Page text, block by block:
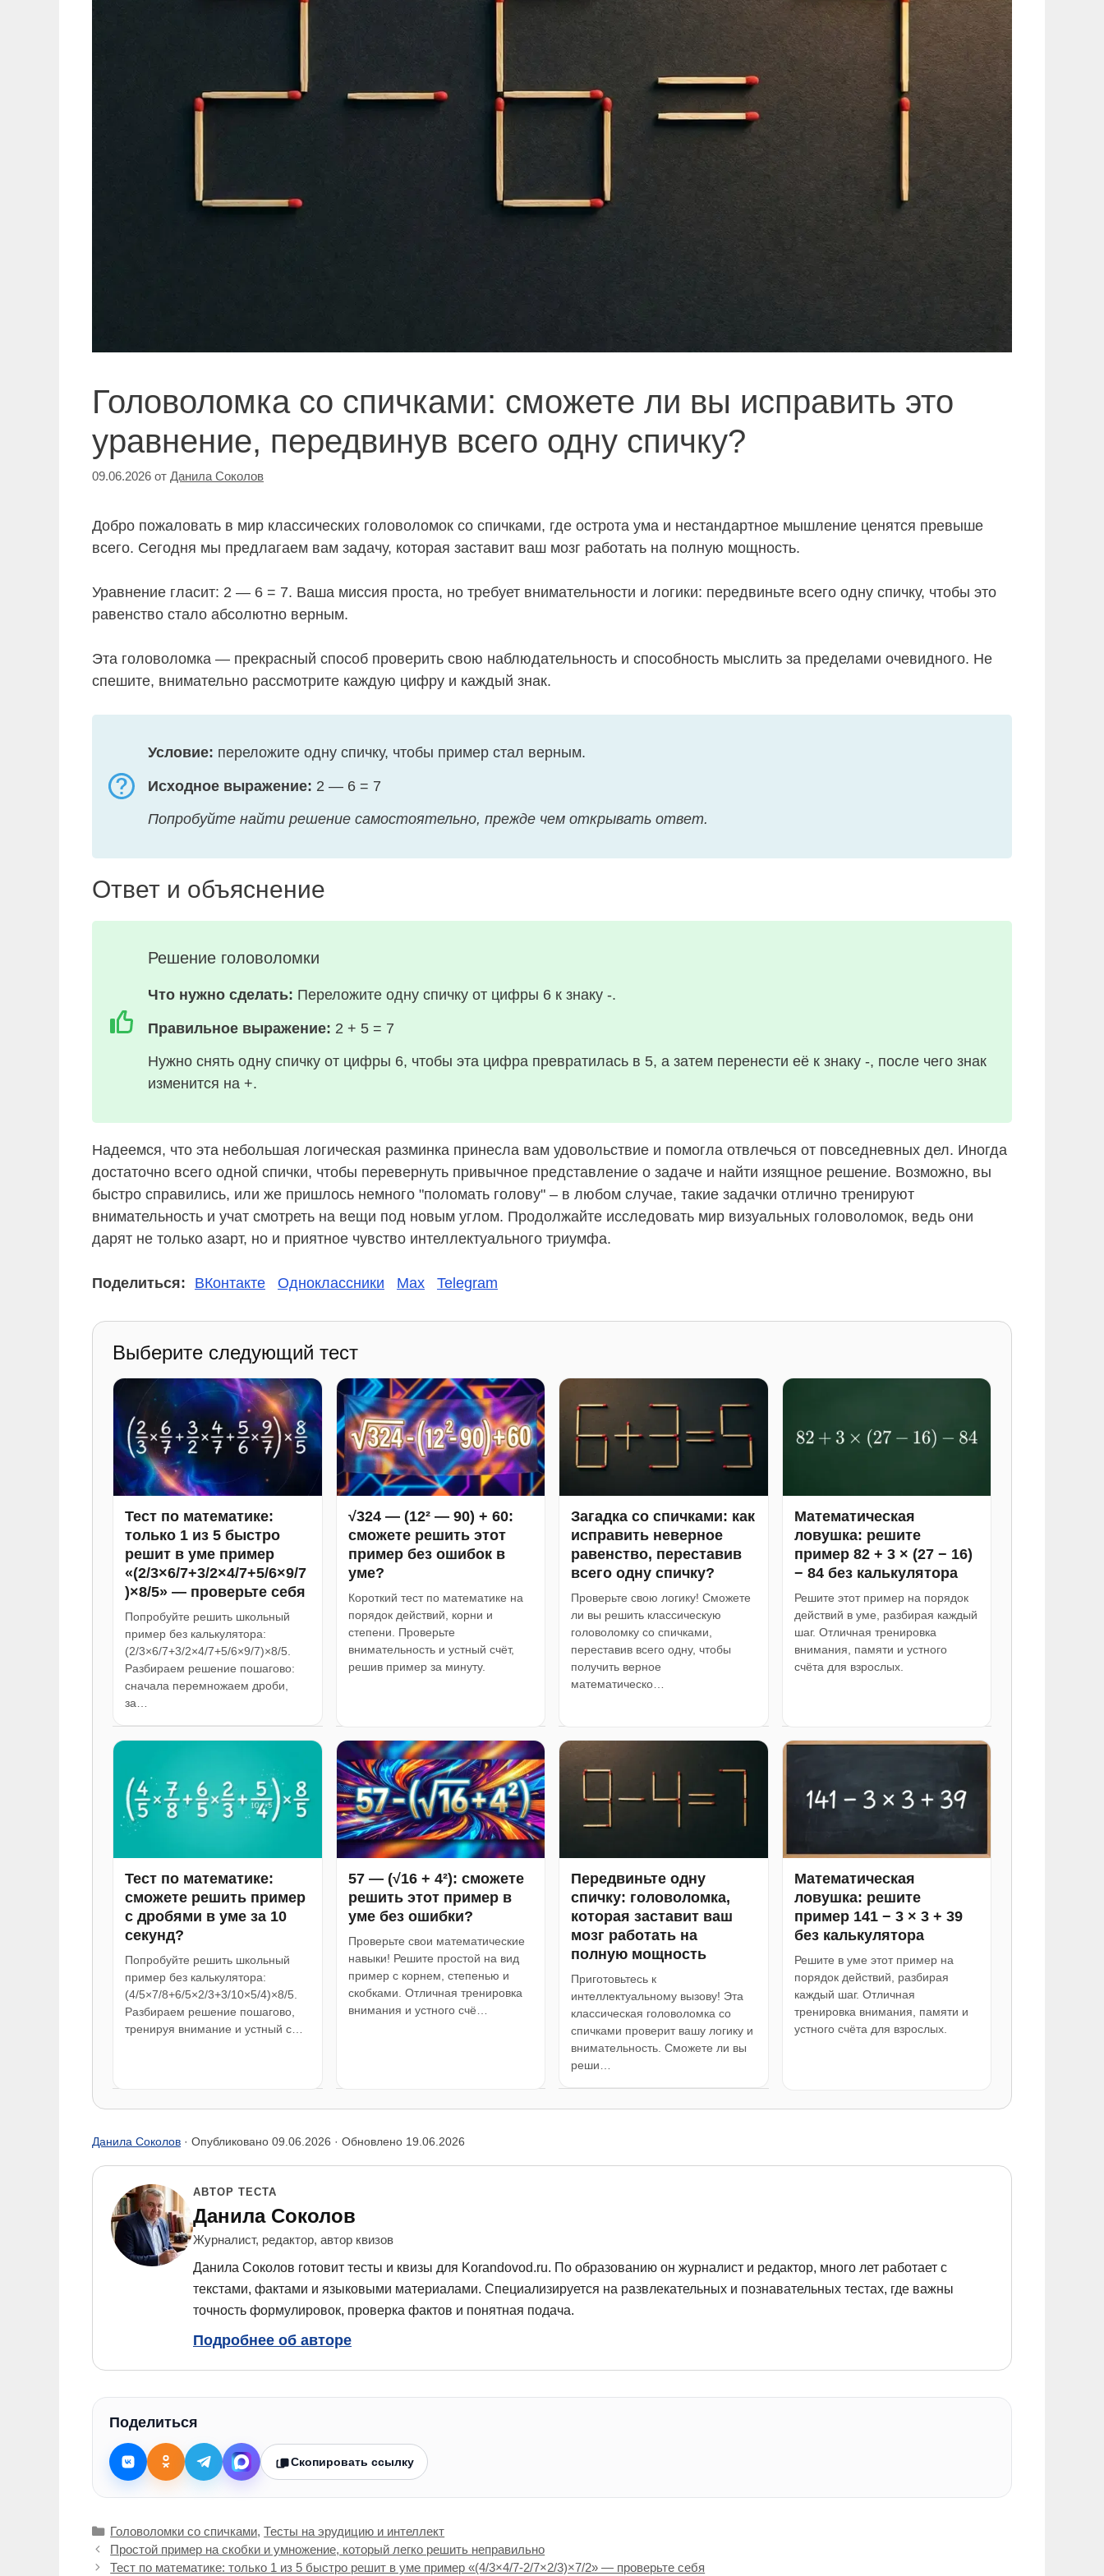
Головоломка со спичками: сможете ли вы исправить это
уравнение, передвинув всего одну спичку?
09.06.2026 от Данила Соколов
Добро пожаловать в мир классических головоломок со спичками, где острота ума и нестандартное мышление ценятся превыше
всего. Сегодня мы предлагаем вам задачу, которая заставит ваш мозг работать на полную мощность.
Уравнение гласит: 2 — 6 = 7. Ваша миссия проста, но требует внимательности и логики: передвиньте всего одну спичку, чтобы это
равенство стало абсолютно верным.
Эта головоломка — прекрасный способ проверить свою наблюдательность и способность мыслить за пределами очевидного. Не
спешите, внимательно рассмотрите каждую цифру и каждый знак.
Условие: переложите одну спичку, чтобы пример стал верным.
Исходное выражение: 2 — 6 = 7
Попробуйте найти решение самостоятельно, прежде чем открывать ответ.
Ответ и объяснение
Решение головоломки
Что нужно сделать: Переложите одну спичку от цифры 6 к знаку -.
Правильное выражение: 2 + 5 = 7
Нужно снять одну спичку от цифры 6, чтобы эта цифра превратилась в 5, а затем перенести её к знаку -, после чего знак
изменится на +.
Надеемся, что эта небольшая логическая разминка принесла вам удовольствие и помогла отвлечься от повседневных дел. Иногда
достаточно всего одной спички, чтобы перевернуть привычное представление о задаче и найти изящное решение. Возможно, вы
быстро справились, или же пришлось немного "поломать голову" – в любом случае, такие задачки отлично тренируют
внимательность и учат смотреть на вещи под новым углом. Продолжайте исследовать мир визуальных головоломок, ведь они
дарят не только азарт, но и приятное чувство интеллектуального триумфа.
Поделиться: ВКонтакте Одноклассники Max Telegram
Выберите следующий тест
Тест по математике:
только 1 из 5 быстро
решит в уме пример
«(2/3×6/7+3/2×4/7+5/6×9/7
)×8/5» — проверьте себя
Попробуйте решить школьный
пример без калькулятора:
(2/3×6/7+3/2×4/7+5/6×9/7)×8/5.
Разбираем решение пошагово:
сначала перемножаем дроби,
за…
√324 — (12² — 90) + 60:
сможете решить этот
пример без ошибок в
уме?
Короткий тест по математике на
порядок действий, корни и
степени. Проверьте
внимательность и устный счёт,
решив пример за минуту.
Загадка со спичками: как
исправить неверное
равенство, переставив
всего одну спичку?
Проверьте свою логику! Сможете
ли вы решить классическую
головоломку со спичками,
переставив всего одну, чтобы
получить верное
математическо…
Математическая
ловушка: решите
пример 82 + 3 × (27 − 16)
− 84 без калькулятора
Решите этот пример на порядок
действий в уме, разбирая каждый
шаг. Отличная тренировка
внимания, памяти и устного
счёта для взрослых.
Тест по математике:
сможете решить пример
с дробями в уме за 10
секунд?
Попробуйте решить школьный
пример без калькулятора:
(4/5×7/8+6/5×2/3+3/10×5/4)×8/5.
Разбираем решение пошагово,
тренируя внимание и устный с…
57 — (√16 + 4²): сможете
решить этот пример в
уме без ошибки?
Проверьте свои математические
навыки! Решите простой на вид
пример с корнем, степенью и
скобками. Отличная тренировка
внимания и устного счё…
Передвиньте одну
спичку: головоломка,
которая заставит ваш
мозг работать на
полную мощность
Приготовьтесь к
интеллектуальному вызову! Эта
классическая головоломка со
спичками проверит вашу логику и
внимательность. Сможете ли вы
реши…
Математическая
ловушка: решите
пример 141 − 3 × 3 + 39
без калькулятора
Решите в уме этот пример на
порядок действий, разбирая
каждый шаг. Отличная
тренировка внимания, памяти и
устного счёта для взрослых.
Данила Соколов · Опубликовано 09.06.2026 · Обновлено 19.06.2026
АВТОР ТЕСТА
Данила Соколов
Журналист, редактор, автор квизов
Данила Соколов готовит тесты и квизы для Korandovod.ru. По образованию он журналист и редактор, много лет работает с
текстами, фактами и языковыми материалами. Специализируется на развлекательных и познавательных тестах, где важны
точность формулировок, проверка фактов и понятная подача.
Подробнее об авторе
Поделиться
Скопировать ссылку
Рубрики
Головоломки со спичками,Тесты на эрудицию и интеллект
Простой пример на скобки и умножение, который легко решить неправильно
Тест по математике: только 1 из 5 быстро решит в уме пример «(4/3×4/7-2/7×2/3)×7/2» — проверьте себя